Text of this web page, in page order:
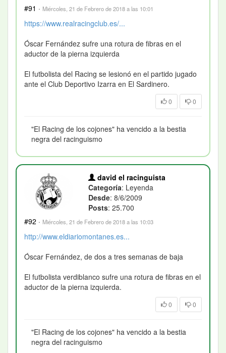
#91 · Miércoles, 21 de Febrero de 2018 a las 10:01
https://www.realracingclub.es/...
Óscar Fernández sufre una rotura de fibras en el
aductor de la pierna izquierda
El futbolista del Racing se lesionó en el partido jugado
ante el Club Deportivo Izarra en El Sardinero.
0 0
"El Racing de los cojones" ha vencido a la bestia
negra del racinguismo
david el racinguista
Categoría: Leyenda
Desde: 8/6/2009
Posts: 25.700
#92 · Miércoles, 21 de Febrero de 2018 a las 10:03
http://www.eldiariomontanes.es...
Óscar Fernández, de dos a tres semanas de baja
El futbolista verdiblanco sufre una rotura de fibras en el
aductor de la pierna izquierda.
0 0
"El Racing de los cojones" ha vencido a la bestia
negra del racinguismo